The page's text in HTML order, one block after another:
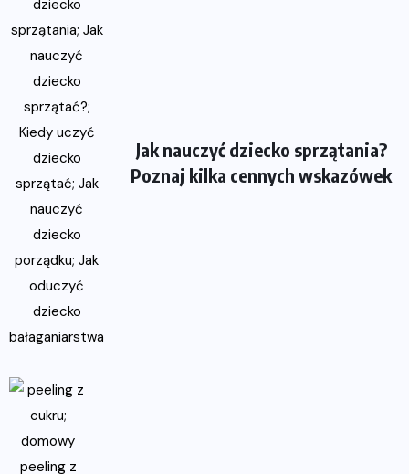
Jak nauczyć dziecko sprzątania?
Poznaj kilka cennych wskazówek